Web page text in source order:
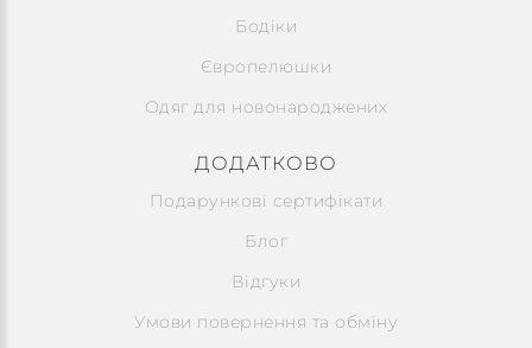
Бодіки
Європелюшки
Одяг для новонароджених
ДОДАТКОВО
Подарункові сертифікати
Блог
Відгуки
Умови повернення та обміну